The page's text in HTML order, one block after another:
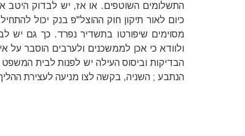
התשלומים השוטפים. או אז, יש לבדוק היטב
מסוימים שיפורטו בתשדיר נפרד. כך גם יש
ולוודא כי אכן לממשכנים ולערבים הוסבר
הבדיקות וביסוס העילה יש לפנות לבית
הנתבע ; השניה, בקשה לצו מניעה לעצירת